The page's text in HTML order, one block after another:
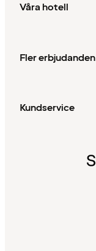
Våra hotell
Fler erbjudanden
Kundservice